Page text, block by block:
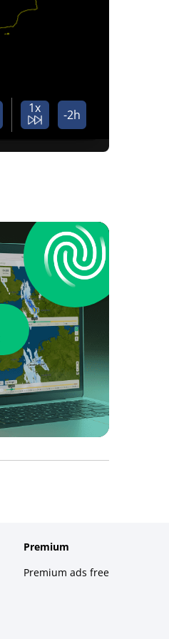
1x -2h
Premium
Premium ads free